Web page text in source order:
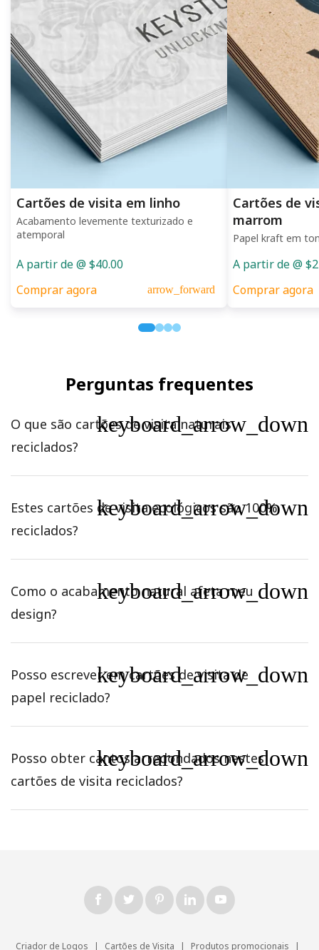
Cartões de visita em linho
Acabamento levemente texturizado e
atemporal
A partir de @ $40.00
Comprar agora
arrow_forward
Cartões de
marrom
Papel kraft em
A partir de @
Comprar agora
Perguntas frequentes
O que são cartões de visita naturais
reciclados?
keyboard_arrow_down
Estes cartões de visita ecológicos são 100%
reciclados?
keyboard_arrow_down
Como o acabamento natural afeta meu
design?
keyboard_arrow_down
Posso escrever em cartões de visita de
papel reciclado?
keyboard_arrow_down
Posso obter cantos arredondados nestes
cartões de visita reciclados?
keyboard_arrow_down
Criador de Logos | Cartões de Visita | Produtos promocionais |